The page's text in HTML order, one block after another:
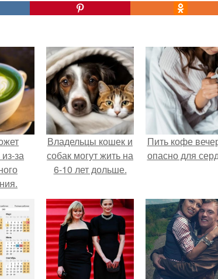
за
Владельцы кошек и
собак могут жить на
6-10 лет дольше.
Пить кофе
опасно для